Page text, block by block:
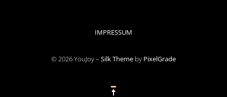
IMPRESSUM
© 2026 YouJoy – Silk Theme by PixelGrade